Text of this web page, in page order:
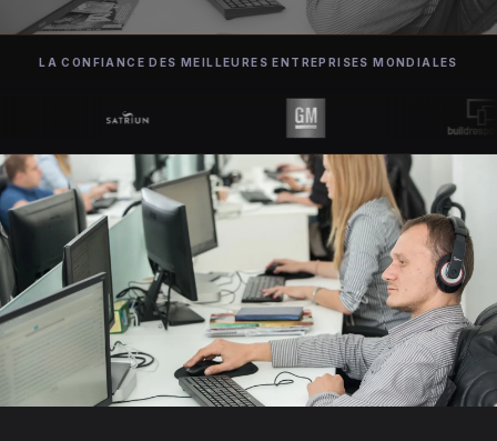
LA CONFIANCE DES MEILLEURES ENTREPRISES MONDIALES